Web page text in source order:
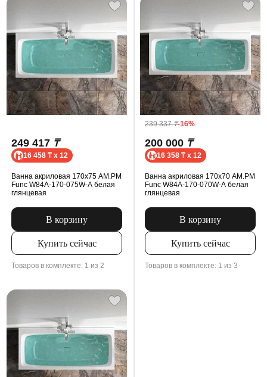
249 417 ₸
16 458 ₸ x 12
Ванна акриловая 170x75 AM.PM
Func W84A-170-075W-A белая
глянцевая
В корзину
Купить сейчас
Товаров в комплекте: 1 из 2
239 337₸-16%
200 000 ₸
16 358 ₸ x 12
Ванна акриловая 170x70 AM.PM
Func W84A-170-070W-A белая
глянцевая
В корзину
Купить сейчас
Товаров в комплекте: 1 из 3